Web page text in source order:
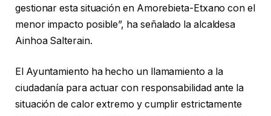
gestionar esta situación en Amorebieta-Etxano con el
menor impacto posible”, ha señalado la alcaldesa
Ainhoa Salterain.
El Ayuntamiento ha hecho un llamamiento a la
ciudadanía para actuar con responsabilidad ante la
situación de calor extremo y cumplir estrictamente